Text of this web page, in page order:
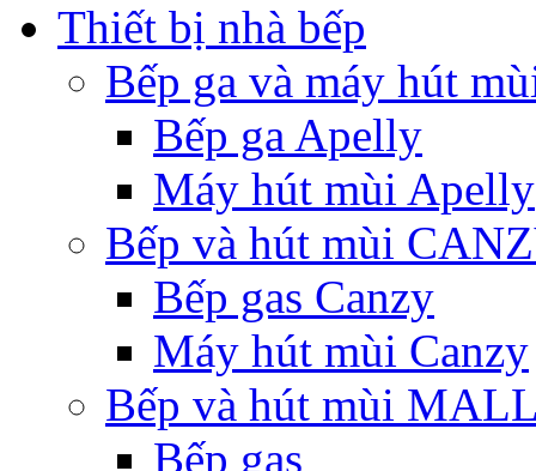
Thiết bị nhà bếp
Bếp ga và máy hút
Bếp ga Apelly
Máy hút mùi Apelly
Bếp và hút mùi
Bếp gas Canzy
Máy hút mùi Canzy
Bếp và hút mùi
Bếp gas